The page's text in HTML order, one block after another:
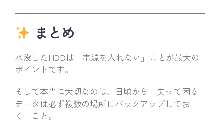
まとめ
水没したHDDは「電源を入れない」ことが最大の
ポイントです。
そして本当に大切なのは、日頃から「失って困る
データは必ず複数の場所にバックアップしてお
く」こと。